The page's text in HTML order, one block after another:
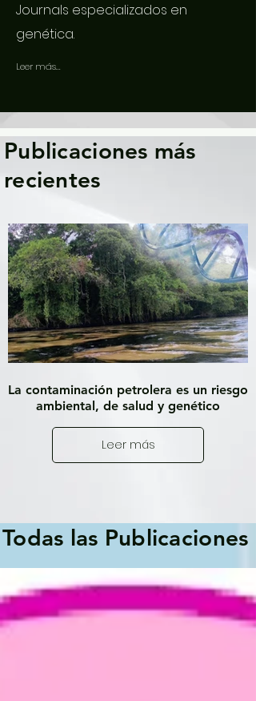
Journals especializados en
genética.
Leer más...
Publicaciones más
recientes
La contaminación petrolera es un riesgo
ambiental, de salud y genético
Leer más
Todas las Publicaciones